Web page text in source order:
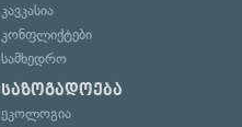
კავკასია
კონფლიქტები
სამხედრო
საზოგადოება
ეკოლოგია